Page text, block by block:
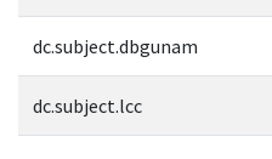
dc.subject.dbgunam
dc.subject.lcc